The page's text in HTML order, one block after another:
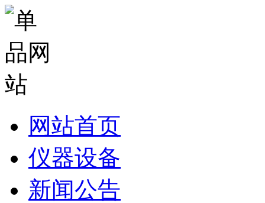
网站首页
仪器设备
新闻公告